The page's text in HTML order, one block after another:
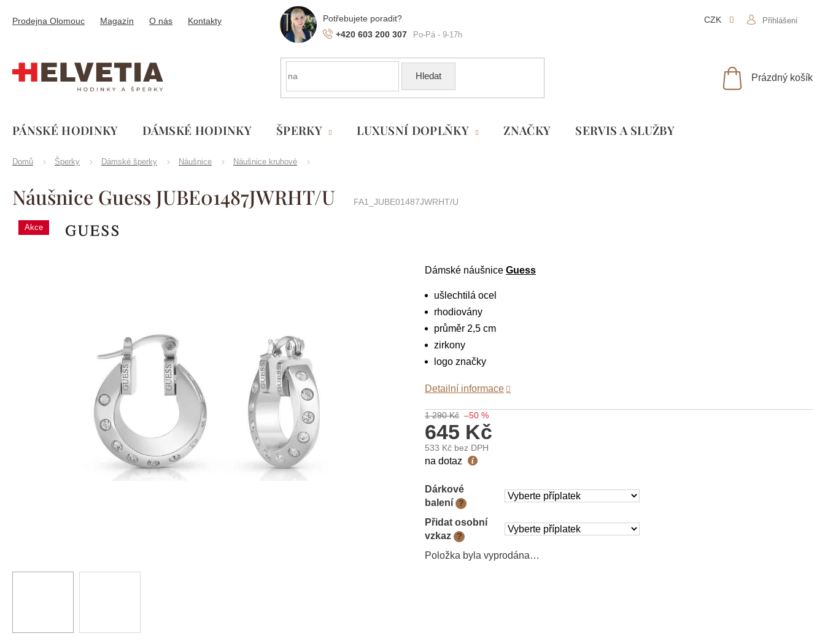
obsah
+420 603 200 307
Prodejna Olomouc Magazín O nás Kontakty CZK Přihlášení
Hledat
NÁKUPNÍ
Prázdný košík
PÁNSKÉ HODINKY DÁMSKÉ HODINKY ŠPERKY LUXUSNÍ DOPLŇKY ZNAČKY SLUŽBY
Domů Šperky Dámské šperky Náušnice Náušnice kruhové
Náušnice Guess JUBE01487JWRHT/U FA1_JUBE01487JWRHT/U
Akce Značka: Guess
1 290 Kč –50 %
645 Kč
533 Kč bez DPH
Měrná
na dotaz
Dárkové
balení
?
Přidat osobní
vzkaz
?
Položka byla vyprodána…
Dámské náušnice Guess
ušlechtilá ocel
rhodiovány
průměr 2,5 cm
zirkony
logo značky
Detailní informace